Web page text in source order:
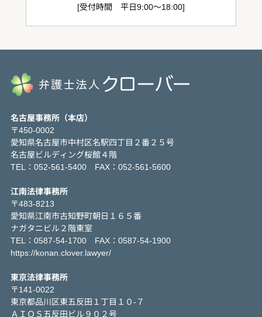
[受付時間 平日9:00～18:00]
名古屋事務所（本店）
〒450-0002
愛知県名古屋市中村区名駅四丁目２番２５号
名古屋ビルディング桜館４階
TEL：052-561-5400 FAX：052-561-5600
江南法律事務所
〒483-8213
愛知県江南市古知野町朝日１６５番
ナガタニビル２階東室
TEL：0587-54-1700 FAX：0587-54-1900
https://konan.clover.lawyer/
東京法律事務所
〒141-0022
東京都品川区東五反田１丁目１０-７
ＡＩＯＳ五反田ビル９０２号